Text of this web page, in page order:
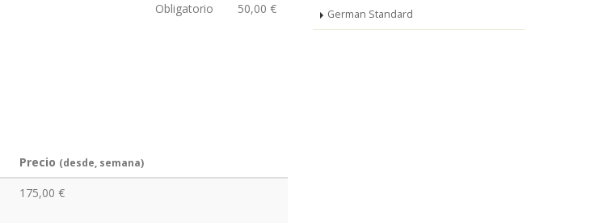
Obligatorio 50,00 €
Precio (desde, semana)
175,00 €
German Standard